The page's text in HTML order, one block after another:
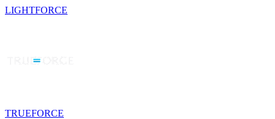
LIGHTFORCE
TRUEFORCE